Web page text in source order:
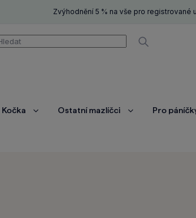
Zvýhodnění 5 % na vše pro registrované
Vyhledávat
Kočka
ZobrazitOstatní mazlíčci
ZobrazitPro